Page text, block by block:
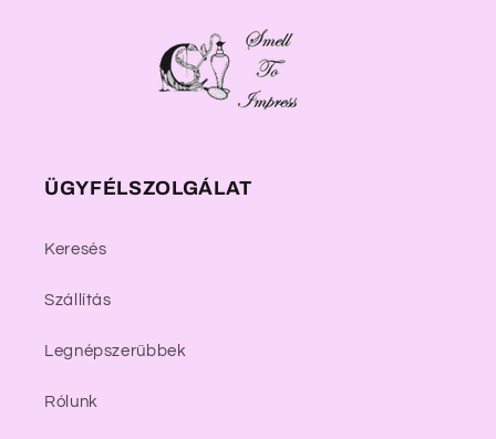
ÜGYFÉLSZOLGÁLAT
Keresés
Szállítás
Legnépszerűbbek
Rólunk